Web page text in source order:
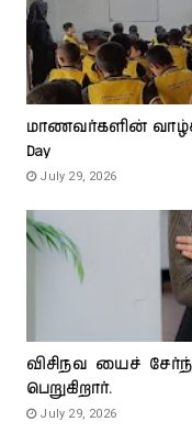
மாணவர்களின்
Day
July 29, 2026
விசிநவ யைச்
பெறுகிறார்.
July 29, 2026